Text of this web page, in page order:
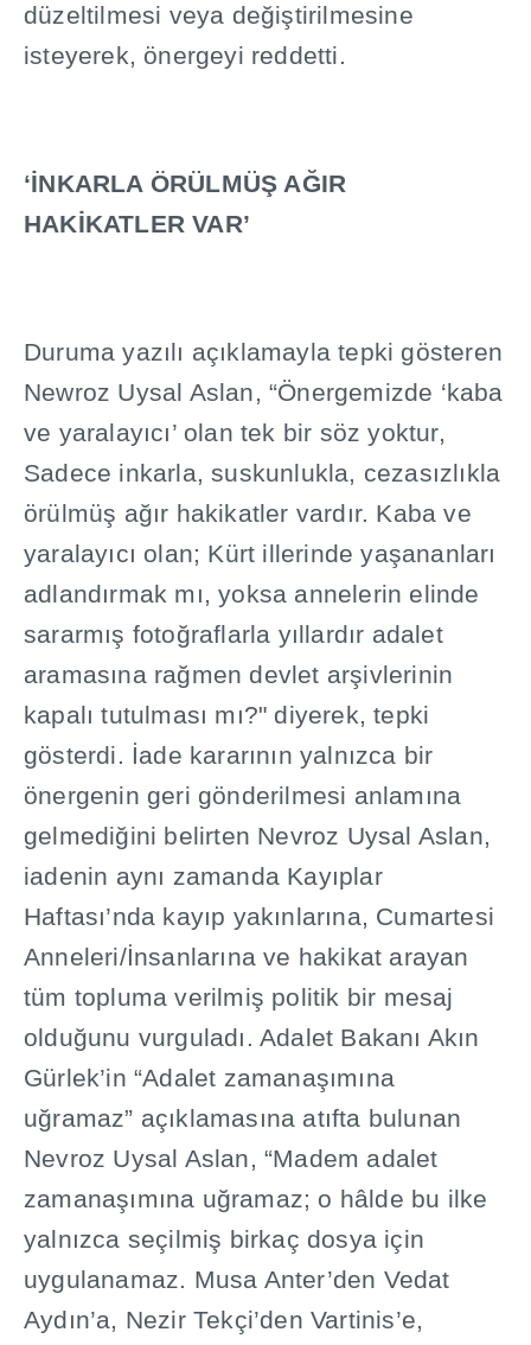
düzeltilmesi veya değiştirilmesine
isteyerek, önergeyi reddetti.
‘İNKARLA ÖRÜLMÜŞ AĞIR
HAKİKATLER VAR’
Duruma yazılı açıklamayla tepki gösteren
Newroz Uysal Aslan, “Önergemizde ‘kaba
ve yaralayıcı’ olan tek bir söz yoktur,
Sadece inkarla, suskunlukla, cezasızlıkla
örülmüş ağır hakikatler vardır. Kaba ve
yaralayıcı olan; Kürt illerinde yaşananları
adlandırmak m ı, yoksa annelerin elinde
sararmış fotoğraflarla yıllardır adalet
aramasına rağmen devlet arşivlerinin
kapalı tutulması m ı?" diyerek, tepki
gösterdi. İade kararının yalnızca bir
önergenin geri gönderilmesi anlam ına
gelmediğini belirten Nevroz Uysal Aslan,
iadenin aynı zamanda Kayıplar
Haftası’nda kayıp yakınlarına, Cumartesi
Anneleri/İnsanlarına ve hakikat arayan
tüm topluma verilmiş politik bir mesaj
olduğunu vurguladı . Adalet Bakanı Akın
Gürlek’in “Adalet zamanaşımına
uğramaz” açıklamasına atıfta bulunan
Nevroz Uysal Aslan, “Madem adalet
zamanaşımına uğramaz; o hâlde bu ilke
yalnızca seçilmiş birkaç dosya için
uygulanamaz. Musa Anter’den Vedat
Aydın’a, Nezir Tekçi’den Vartinis’e,